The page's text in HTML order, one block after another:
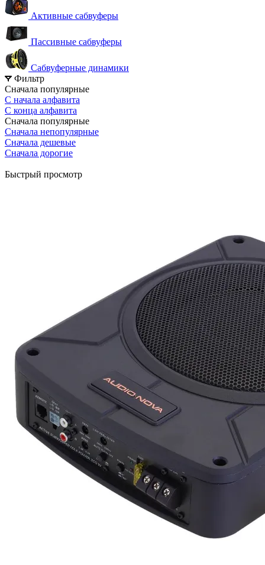
Активные сабвуферы
Пассивные сабвуферы
Сабвуферные динамики
Фильтр
Сначала популярные
С начала алфавита
С конца алфавита
Сначала популярные
Сначала непопулярные
Сначала дешевые
Сначала дорогие
Быстрый просмотр